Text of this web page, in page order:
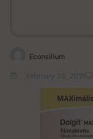
Econsilium